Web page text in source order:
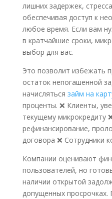
лишних задержек,
обеспечивая доступ к
любое время. Если вам
в кратчайшие сроки,
выбор для вас.
Это позволит избежать
остаток непогашенной
начисляться займ на
проценты. ❌ Клиенты,
текущему микрокредиту
рефинансирование,
договора ❌ Сотрудники
Компании оценивают
пользователей, но
наличии открытой
допущенных просрочках.